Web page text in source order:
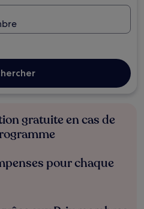
gratuite en cas de
pour chaque